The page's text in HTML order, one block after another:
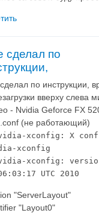
сделал по
по инструкции,
вверху слева
- Nvidia Geforce FX
(не работающий)
xconfig: X
xconfig
xconfig:
UTC 2010
"ServerLayout"
"Layout0"